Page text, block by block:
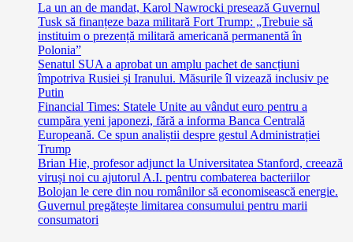
La un an de mandat, Karol Nawrocki presează Guvernul
Tusk să finanțeze baza militară Fort Trump: „Trebuie să
instituim o prezență militară americană permanentă în
Polonia”
Senatul SUA a aprobat un amplu pachet de sancțiuni
împotriva Rusiei și Iranului. Măsurile îl vizează inclusiv pe
Putin
Financial Times: Statele Unite au vândut euro pentru a
cumpăra yeni japonezi, fără a informa Banca Centrală
Europeană. Ce spun analiștii despre gestul Administrației
Trump
Brian Hie, profesor adjunct la Universitatea Stanford, creează
viruși noi cu ajutorul A.I. pentru combaterea bacteriilor
Bolojan le cere din nou românilor să economisească energie.
Guvernul pregătește limitarea consumului pentru marii
consumatori